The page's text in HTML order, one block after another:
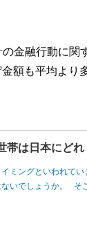
金融行動に
額も平均より
帯は日本にどれ
ミングといわれて
いでしょうか。